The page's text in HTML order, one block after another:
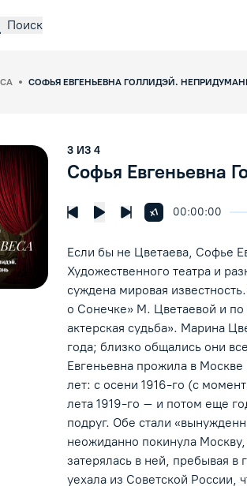
Поиск
СОФЬЯ ЕВГЕНЬЕВНА ГОЛЛИДЭЙ.
3 ИЗ 4
Софья Евгеньевна
00:00:00
Предыдущая лекцияСледующая лекция
x1Увеличить скорость
Если бы не Цветаева, Софье
Художественного театра и
суждена мировая
о Сонечке» М. Цветаевой и
актерская судьба». Марина
года; близко общались они
Евгеньевна прожила в
лет: с осени 1916-го (с
лета 1919-го – и потом еще
подруг. Обе стали
неожиданно покинула
затерялась в ней, пребывая в
уехала из Советской России,